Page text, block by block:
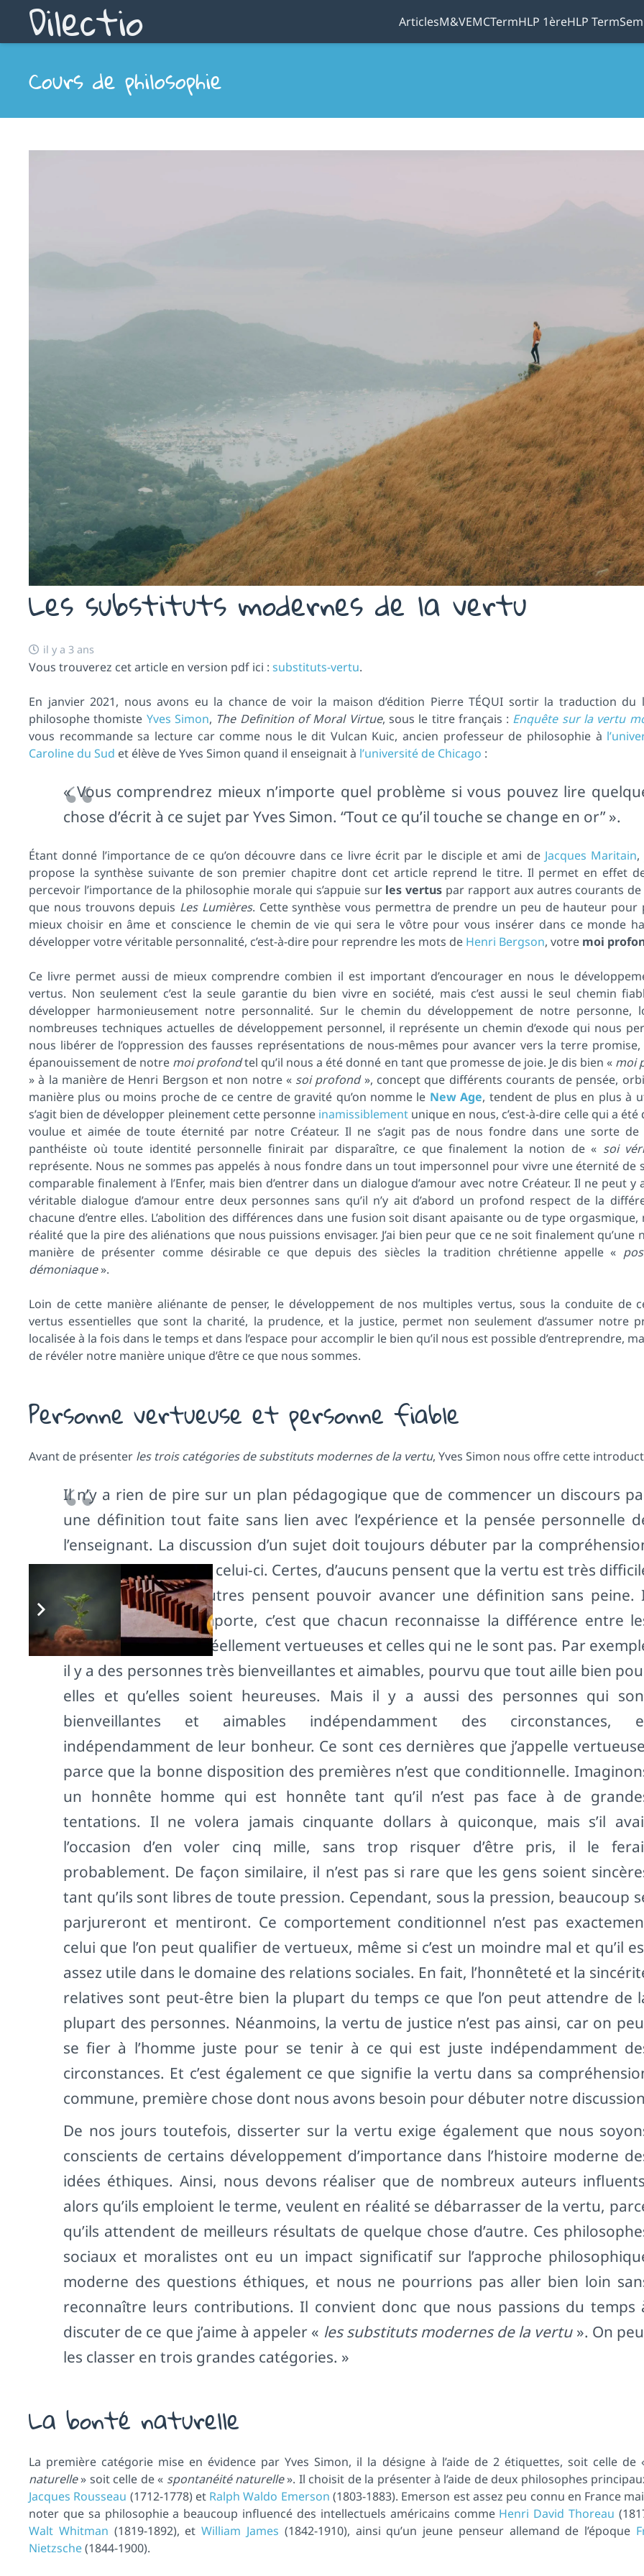
Dilectio ArticlesM&VEMCTermHLP 1èreHLP TermSem
Cours de philosophie
Les substituts modernes de la vertu
il y a 3 ans
Vous trouverez cet article en version pdf ici : substituts-vertu.
En janvier 2021, nous avons eu la chance de voir la maison d’édition Pierre TÉQUI sortir la traduction du
philosophe thomiste Yves Simon, The Definition of Moral Virtue, sous le titre français : Enquête sur la vertu
vous recommande sa lecture car comme nous le dit Vulcan Kuic, ancien professeur de philosophie à
Caroline du Sud et élève de Yves Simon quand il enseignait à l’université de Chicago :
« Vous comprendrez mieux n’importe quel problème si vous pouvez lire
chose d’écrit à ce sujet par Yves Simon. “Tout ce qu’il touche se change en or” ».
Étant donné l’importance de ce qu’on découvre dans ce livre écrit par le disciple et ami de Jacques Maritain,
propose la synthèse suivante de son premier chapitre dont cet article reprend le titre. Il permet en effet
percevoir l’importance de la philosophie morale qui s’appuie sur les vertus par rapport aux autres courants de
que nous trouvons depuis Les Lumières. Cette synthèse vous permettra de prendre un peu de hauteur pour
mieux choisir en âme et conscience le chemin de vie qui sera le vôtre pour vous insérer dans ce monde
développer votre véritable personnalité, c’est-à-dire pour reprendre les mots de Henri Bergson, votre moi
Ce livre permet aussi de mieux comprendre combien il est important d’encourager en nous le
vertus. Non seulement c’est la seule garantie du bien vivre en société, mais c’est aussi le seul chemin
développer harmonieusement notre personnalité. Sur le chemin du développement de notre personne,
nombreuses techniques actuelles de développement personnel, il représente un chemin d’exode qui nous
nous libérer de l’oppression des fausses représentations de nous-mêmes pour avancer vers la terre promise,
épanouissement de notre moi profondtel qu’il nous a été donné en tant que promesse de joie. Je dis bien « moi
» à la manière de Henri Bergson et non notre « soi profond», concept que différents courants de pensée,
manière plus ou moins proche de ce centre de gravité qu’on nomme le New Age, tendent de plus en plus à
s’agit bien de développer pleinement cette personne inamissiblementunique en nous, c’est-à-dire celle qui a été
voulue et aimée de toute éternité par notre Créateur. Il ne s’agit pas de nous fondre dans une sorte de
panthéiste où toute identité personnelle finirait par disparaître, ce que finalement la notion de « soi
représente. Nous ne sommes pas appelés à nous fondre dans un tout impersonnel pour vivre une éternité de
comparable finalement à l’Enfer, mais bien d’entrer dans un dialogue d’amour avec notre Créateur. Il ne peut y
véritable dialogue d’amour entre deux personnes sans qu’il n’y ait d’abord un profond respect de la
chacune d’entre elles. L’abolition des différences dans une fusion soit disant apaisante ou de type orgasmique,
réalité que la pire des aliénations que nous puissions envisager. J’ai bien peur que ce ne soit finalement qu’une
manière de présenter comme désirable ce que depuis des siècles la tradition chrétienne appelle «
démoniaque».
Loin de cette manière aliénante de penser, le développement de nos multiples vertus, sous la conduite de
vertus essentielles que sont la charité, la prudence, et la justice, permet non seulement d’assumer notre
localisée à la fois dans le temps et dans l’espace pour accomplir le bien qu’il nous est possible d’entreprendre,
de révéler notre manière unique d’être ce que nous sommes.
Personne vertueuse et personne fiable
Avant de présenter les trois catégories de substituts modernes de la vertu, Yves Simon nous offre cette
Il n’y a rien de pire sur un plan pédagogique que de commencer un discours
une définition tout faite sans lien avec l’expérience et la pensée personnelle
l’enseignant. La discussion d’un sujet doit toujours débuter par la
commune qu’on a de celui-ci. Certes, d’aucuns pensent que la vertu est très
à définir, quand d’autres pensent pouvoir avancer une définition sans peine.
n’importe. Ce qui importe, c’est que chacun reconnaisse la différence entre
personnes qui sont réellement vertueuses et celles qui ne le sont pas. Par
il y a des personnes très bienveillantes et aimables, pourvu que tout aille bien
elles et qu’elles soient heureuses. Mais il y a aussi des personnes qui
bienveillantes et aimables indépendamment des circonstances,
indépendamment de leur bonheur. Ce sont ces dernières que j’appelle
parce que la bonne disposition des premières n’est que conditionnelle.
un honnête homme qui est honnête tant qu’il n’est pas face à de
tentations. Il ne volera jamais cinquante dollars à quiconque, mais s’il
l’occasion d’en voler cinq mille, sans trop risquer d’être pris, il le
probablement. De façon similaire, il n’est pas si rare que les gens soient
tant qu’ils sont libres de toute pression. Cependant, sous la pression, beaucoup
parjureront et mentiront. Ce comportement conditionnel n’est pas
celui que l’on peut qualifier de vertueux, même si c’est un moindre mal et qu’il
assez utile dans le domaine des relations sociales. En fait, l’honnêteté et la
relatives sont peut-être bien la plupart du temps ce que l’on peut attendre de
plupart des personnes. Néanmoins, la vertu de justice n’est pas ainsi, car on
se fier à l’homme juste pour se tenir à ce qui est juste indépendamment
circonstances. Et c’est également ce que signifie la vertu dans sa
commune, première chose dont nous avons besoin pour débuter notre
De nos jours toutefois, disserter sur la vertu exige également que nous
conscients de certains développement d’importance dans l’histoire moderne
idées éthiques. Ainsi, nous devons réaliser que de nombreux auteurs
alors qu’ils emploient le terme, veulent en réalité se débarrasser de la vertu,
qu’ils attendent de meilleurs résultats de quelque chose d’autre. Ces
sociaux et moralistes ont eu un impact significatif sur l’approche
moderne des questions éthiques, et nous ne pourrions pas aller bien loin
reconnaître leurs contributions. Il convient donc que nous passions du temps
discuter de ce que j’aime à appeler « les substituts modernes de la vertu». On
les classer en trois grandes catégories. »
La bonté naturelle
La première catégorie mise en évidence par Yves Simon, il la désigne à l’aide de 2 étiquettes, soit celle de
naturelle» soit celle de « spontanéité naturelle». Il choisit de la présenter à l’aide de deux philosophes
Jacques Rousseau (1712-1778) et Ralph Waldo Emerson (1803-1883). Emerson est assez peu connu en France
noter que sa philosophie a beaucoup influencé des intellectuels américains comme Henri David Thoreau
Walt Whitman (1819-1892), etWilliam James (1842-1910), ainsi qu’un jeune penseur allemand de l’époque
Nietzsche(1844-1900).